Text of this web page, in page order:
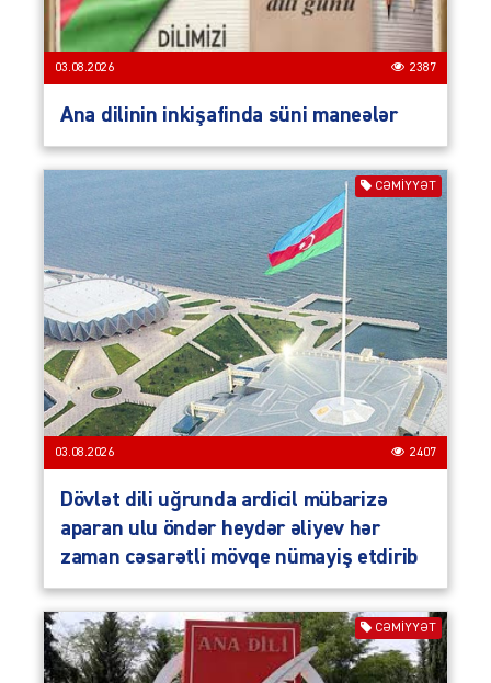
03.08.2026 2387
Ana dilinin inkişafinda süni maneələr
CƏMIYYƏT
03.08.2026 2407
Dövlət dili uğrunda ardicil mübarizə
aparan ulu öndər heydər əliyev hər
zaman cəsarətli mövqe nümayiş etdirib
CƏMIYYƏT